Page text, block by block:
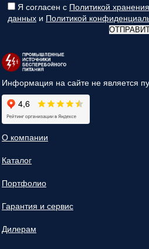
Я согласен с Политикой
данных и Политикой
Информация на сайте не является
О компании
Каталог
Портфолио
Гарантия и сервис
Дилерам